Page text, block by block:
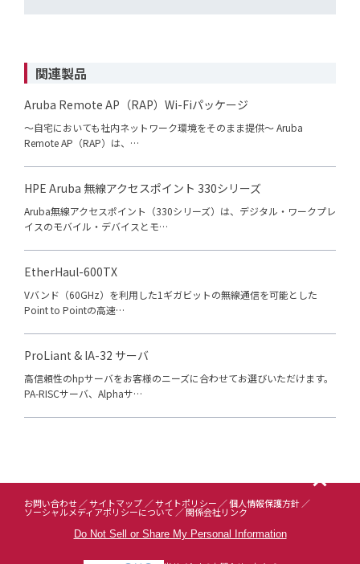
関連製品
Aruba Remote AP（RAP）Wi-Fiパッケージ
～自宅においても社内ネットワーク環境をそのまま提供～ Aruba
Remote AP（RAP）は、…
HPE Aruba 無線アクセスポイント 330シリーズ
Aruba無線アクセスポイント（330シリーズ）は、デジタル・ワークプレ
イスのモバイル・デバイスとモ…
EtherHaul-600TX
Vバンド（60GHz）を利用した1ギガビットの無線通信を可能とした
Point to Pointの高速…
ProLiant & IA-32 サーバ
高信頼性のhpサーバをお客様のニーズに合わせてお選びいただけます。
PA-RISCサーバ、Alphaサ…
お問い合わせ サイトマップ サイトポリシー 個人情報保護方針
ソーシャルメディアポリシーについて 関係会社リンク
Do Not Sell or Share My Personal Information